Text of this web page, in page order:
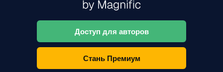
Доступ для авторов
Стань Премиум